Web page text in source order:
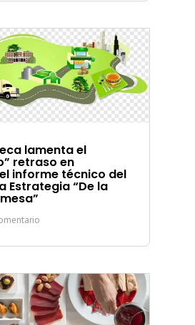
lamenta el
retraso en
informe técnico del
Estrategia “De la